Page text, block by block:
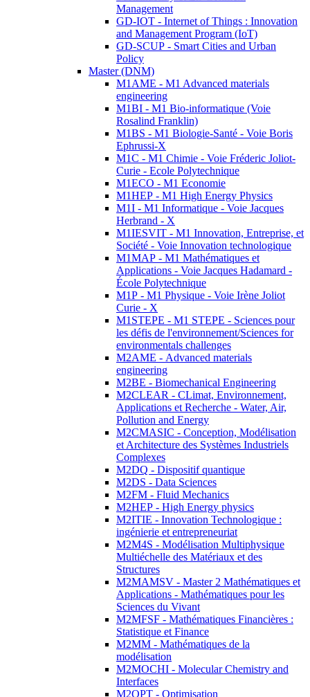
Management
GD-IOT - Internet of Things : Innovation
and Management Program (IoT)
GD-SCUP - Smart Cities and Urban
Policy
Master (DNM)
M1AME - M1 Advanced materials
engineering
M1BI - M1 Bio-informatique (Voie
Rosalind Franklin)
M1BS - M1 Biologie-Santé - Voie Boris
Ephrussi-X
M1C - M1 Chimie - Voie Fréderic Joliot-
Curie - Ecole Polytechnique
M1ECO - M1 Economie
M1HEP - M1 High Energy Physics
M1I - M1 Informatique - Voie Jacques
Herbrand - X
M1IESVIT - M1 Innovation, Entreprise, et
Société - Voie Innovation technologique
M1MAP - M1 Mathématiques et
Applications - Voie Jacques Hadamard -
École Polytechnique
M1P - M1 Physique - Voie Irène Joliot
Curie - X
M1STEPE - M1 STEPE - Sciences pour
les défis de l'environnement/Sciences for
environmentals challenges
M2AME - Advanced materials
engineering
M2BE - Biomechanical Engineering
M2CLEAR - CLimat, Environnement,
Applications et Recherche - Water, Air,
Pollution and Energy
M2CMASIC - Conception, Modélisation
et Architecture des Systèmes Industriels
Complexes
M2DQ - Dispositif quantique
M2DS - Data Sciences
M2FM - Fluid Mechanics
M2HEP - High Energy physics
M2ITIE - Innovation Technologique :
ingénierie et entrepreneuriat
M2M4S - Modélisation Multiphysique
Multiéchelle des Matériaux et des
Structures
M2MAMSV - Master 2 Mathématiques et
Applications - Mathématiques pour les
Sciences du Vivant
M2MFSF - Mathématiques Financières :
Statistique et Finance
M2MM - Mathématiques de la
modélisation
M2MOCHI - Molecular Chemistry and
Interfaces
M2OPT - Optimisation